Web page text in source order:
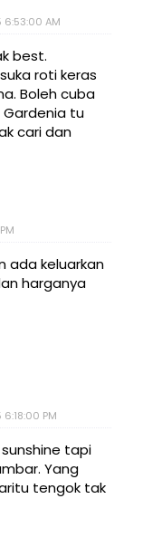
6:53:00 AM
best.
roti keras
Boleh cuba
tu
cari dan
ada keluarkan
harganya
PM
tapi
Yang
tengok tak